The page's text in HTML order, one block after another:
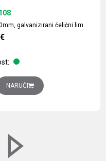
galvanizirani čelični lim
€
ploča V1000xŠ800mm,
NARUČI